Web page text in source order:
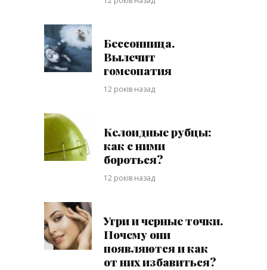
Бессонница.
Вылечит
гомеопатия
12 років назад
Келоидные рубцы:
как с ними
бороться?
12 років назад
Угри и черные точки.
Почему они
появляются и как
от них избавиться?